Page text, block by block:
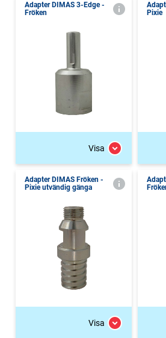
Adapter DIMAS 3-Edge -
Fröken
Visa
Pixie
Adapter DIMAS Fröken -
Pixie utvändig gänga
Visa